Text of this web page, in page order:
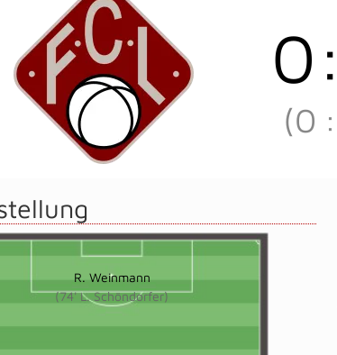
0:
(0 :
R. Weinmann
(74' L. Schöndorfer)